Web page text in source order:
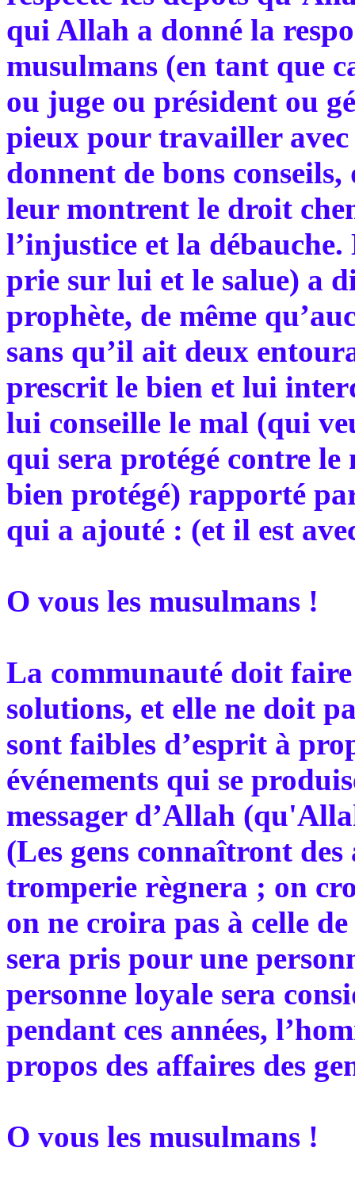
qui Allah a donné la
musulmans (en tant que
ou juge ou président ou
pieux pour travailler avec
donnent de bons
leur montrent le droit
l’injustice et la
prie sur lui et le salue) a
prophète, de même
sans qu’il ait deux
prescrit le bien et lui
lui conseille le mal (qui
qui sera protégé contre le
bien protégé) rapporté
qui a ajouté : (et il est
O vous les musulmans !
La communauté doit
solutions, et elle ne doit
sont faibles d’esprit à
événements qui se
messager d’Allah
(Les gens connaîtront des
tromperie règnera ; on
on ne croira pas à celle
sera pris pour une
personne loyale sera
pendant ces années,
propos des affaires des
O vous les musulmans !